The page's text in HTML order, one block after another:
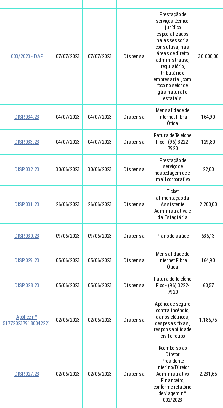
003/2023 - DAF 07/07/2023 07/07/2023 Dispensa
Prestação de
serviços técnico-
jurídico
especializados
na assessoria
consultiva, nas
áreas de direito
administrativo,
regulatório,
tributário e
empresarial, com
foco no setor de
gás natural e
estatais
30.000,00
DISP.034.23 04/07/2023 04/07/2023 Dispensa
Mensalidade de
Internet Fibra
Ótica
164,90
DISP.033.23 04/07/2023 04/07/2023 Dispensa
Fatura de Telefone
Fixo - (96) 3222-
7920
129,80
DISP.032.23 30/06/2023 30/06/2023 Dispensa
Prestação de
serviço de
hospedagem de e-
mail corporativo
22,00
DISP.031.23 26/06/2023 26/06/2023 Dispensa
Ticket
alimentação da
Assistente
Administrativa e
da Estagiária
2.200,00
DISP.030.23 09/06/2023 09/06/2023 Dispensa Plano de saúde 636,13
DISP.029.23 05/06/2023 05/06/2023 Dispensa
Mensalidade de
Internet Fibra
Ótica
164,90
DISP.028.23 05/06/2023 05/06/2023 Dispensa
Fatura de Telefone
Fixo - (96) 3222-
7920
60,57
Apólice nº
5177202379180042221
02/06/2023 02/06/2023 Dispensa
Apólice de seguro
contra incêndio,
danos elétricos,
despesas fixas,
responsabilidade
civil e roubo
1.186,75
DISP.027.23 02/06/2023 02/06/2023 Dispensa
Reembolso ao
Diretor
Presidente
Interino/Diretor
Administrativo
Financeiro,
conforme relatório
de viagem nº
002/2023
2.231,65